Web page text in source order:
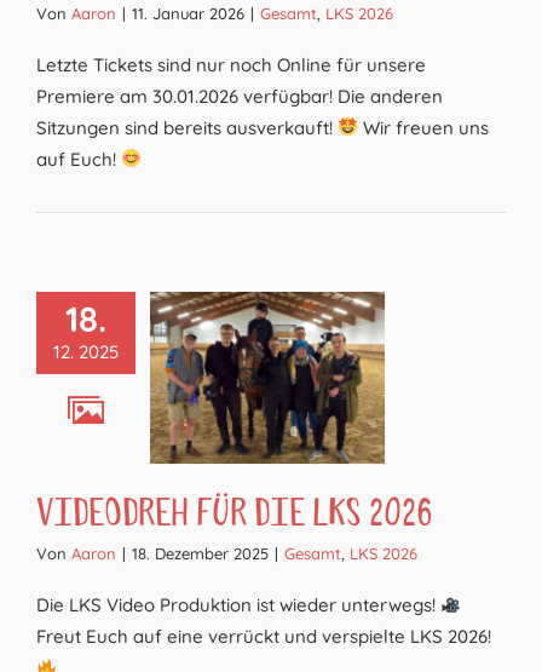
Von Aaron | 11. Januar 2026 | Gesamt LKS 2026
Letzte Tickets sind nur noch Online für unsere
Premiere am 30.01.2026 verfügbar! Die anderen
Sitzungen sind bereits ausverkauft!
Wir freuen uns
auf Euch!
18.
12. 2025
Videodreh für die LKS 2026
Von Aaron | 18. Dezember 2025 | Gesamt LKS 2026
Die LKS Video Produktion ist wieder unterwegs!
Freut Euch auf eine verrückt und verspielte LKS 2026!